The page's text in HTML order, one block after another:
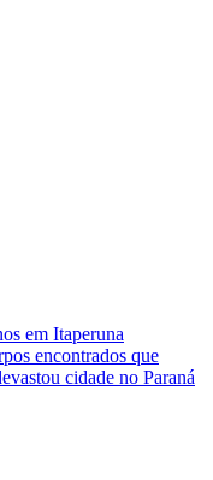
em Itaperuna
encontrados que
cidade no Paraná